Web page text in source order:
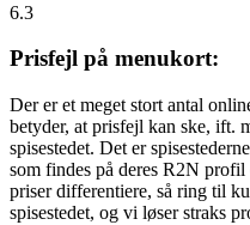
6.3
Prisfejl på menukort:
Der er et meget stort antal
betyder, at prisfejl kan ske, ift.
spisestedet. Det er
som findes på deres R2N
priser differentiere, så ring til
spisestedet, og vi løser straks